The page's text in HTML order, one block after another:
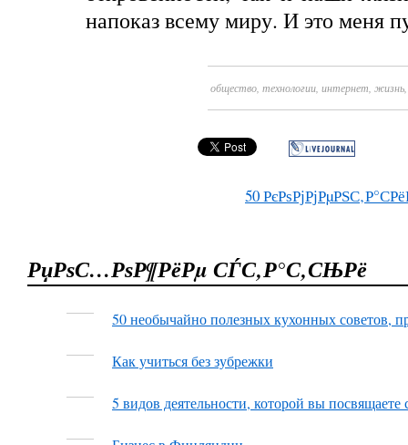
напоказ всему миру. Иэто меня
общество, технологии, интернет жизнь
50
РџРѕС…РѕР¶РёРµ СЃС‚Р°С‚СЊРё
50 необычайно полезных кухонных советов,
Как учиться без зубрежки
5 видов деятельности, которой вы посвящаете